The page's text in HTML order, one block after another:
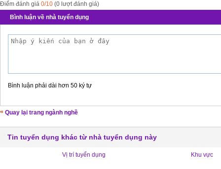
Điểm đánh giá 0/10 (0 lượt đánh giá)
Bình luận về nhà tuyển dụng
Bình luận phải dài hơn 50 ký tự
Quay lại trang ngành nghề
Tin tuyển dụng khác từ nhà tuyển dụng này
Vị trí tuyển dụng Khu vực